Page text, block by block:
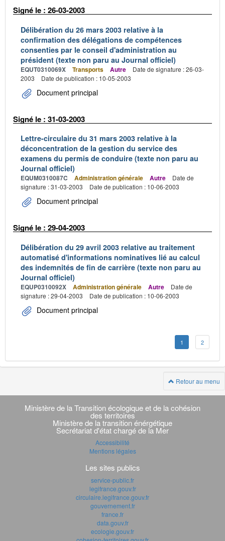
Signé le : 26-03-2003
Délibération du 26 mars 2003 relative à la
confirmation des délégations de compétences
consenties par le conseil d'administration au
président (texte non paru au Journal officiel)
EQUT0310069X Transports Autre
Date de signature : 26-03-
2003
Date de publication : 10-05-2003
Document principal
Signé le : 31-03-2003
Lettre-circulaire du 31 mars 2003 relative à la
déconcentration de la gestion du service des
examens du permis de conduire (texte non paru au
Journal officiel)
EQUM0310087C Administration générale Autre
Date de
signature : 31-03-2003
Date de publication : 10-06-2003
Document principal
Signé le : 29-04-2003
Délibération du 29 avril 2003 relative au traitement
automatisé d'informations nominatives lié au calcul
des indemnités de fin de carrière (texte non paru au
Journal officiel)
EQUP0310092X Administration générale Autre
Date de
signature : 29-04-2003
Date de publication : 10-06-2003
Document principal
1 2
Retour au menu
Navigation
transverse
Ministère de la Transition écologique et de la cohésion
des territoires
Ministère de la transition énérgétique
Secrétariat d'état chargé de la Mer
Accessibilité
Mentions légales
Les sites publics
service-public.fr
legifrance.gouv.fr
circulaire.legifrance.gouv.fr
gouvernement.fr
france.fr
data.gouv.fr
ecologie.gouv.fr